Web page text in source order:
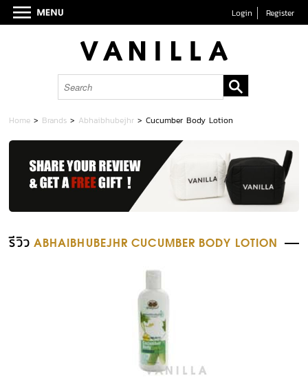
Login Register
Home > Brands > Abhaibhubejhr >Cucumber Body Lotion
รีวิว ABHAIBHUBEJHR CUCUMBER BODY LOTION